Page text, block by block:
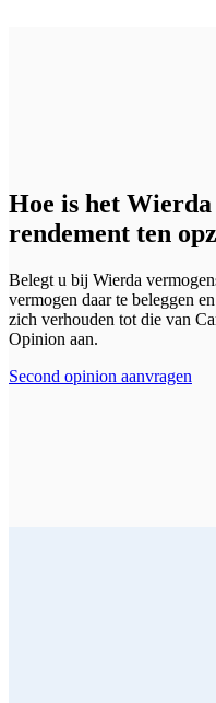
Hoe is het
rendement ten
Belegt u bij Wierda
vermogen daar te beleggen
zich verhouden tot die van
Opinion aan.
Second opinion aanvragen